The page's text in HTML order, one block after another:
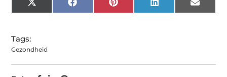
X
(Twitter)
FacebookPinterest LinkedIn Email
Tags:
Gezondheid